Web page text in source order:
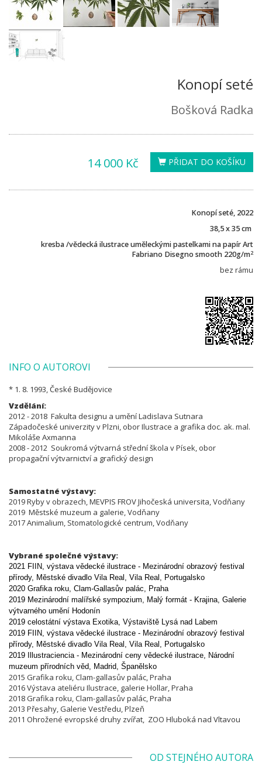
Konopí seté
Bošková Radka
PŘIDAT DO KOŠÍKU
14 000 Kč
Konopí seté, 2022
38,5 x 35 cm
kresba /vědecká ilustrace uměleckými pastelkami na papír Art
Fabriano Disegno smooth 220g/m2
bez rámu
INFO O AUTOROVI
* 1. 8. 1993, České Budějovice
Vzdělání:
2012 - 2018 Fakulta designu a umění Ladislava Sutnara
Západočeské univerzity v Plzni, obor Ilustrace a grafika doc. ak. mal.
Mikoláše Axmanna
2008 - 2012 Soukromá výtvarná střední škola v Písek, obor
propagační výtvarnictví a grafický design
Samostatné výstavy:
2019 Ryby v obrazech, MEVPIS FROV Jihočeská universita, Vodňany
2019 Městské muzeum a galerie, Vodňany
2017 Animalium, Stomatologické centrum, Vodňany
Vybrané společné výstavy:
2021 FIIN, výstava vědecké ilustrace - Mezinárodní obrazový festival
přírody, Městské divadlo Vila Real, Vila Real, Portugalsko
2020 Grafika roku, Clam-Gallasův palác, Praha
2019 Mezinárodní malířské sympozium, Malý formát - Krajina, Galerie
výtvarného umění Hodonín
2019 celostátní výstava Exotika, Výstaviště Lysá nad Labem
2019 FIIN, výstava vědecké ilustrace - Mezinárodní obrazový festival
přírody, Městské divadlo Vila Real, Vila Real, Portugalsko
2019 Illustraciencia - Mezinárodní ceny vědecké ilustrace, Národní
muzeum přírodních věd, Madrid, Španělsko
2015 Grafika roku, Clam-gallasův palác, Praha
2016 Výstava ateliéru Ilustrace, galerie Hollar, Praha
2018 Grafika roku, Clam-gallasův palác, Praha
2013 Přesahy, Galerie Vestředu, Plzeň
2011 Ohrožené evropské druhy zvířat, ZOO Hluboká nad Vltavou
OD STEJNÉHO AUTORA